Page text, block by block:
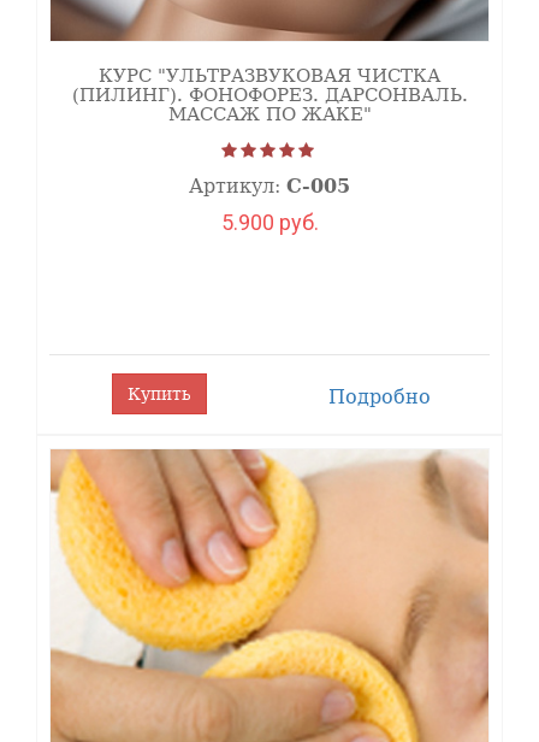
КУРС "УЛЬТРАЗВУКОВАЯ ЧИСТКА
(ПИЛИНГ). ФОНОФОРЕЗ. ДАРСОНВАЛЬ.
МАССАЖ ПО ЖАКЕ"
Артикул: С-005
5.900 руб.
Купить Подробно